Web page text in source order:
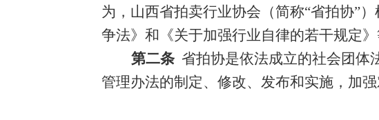
为，山西省拍卖行业协会（简称“省拍协”
争法》和《关于加强行业自律的若干规定
第二条 省拍协是依法成立的社会团体
管理办法的制定、修改、发布和实施，加